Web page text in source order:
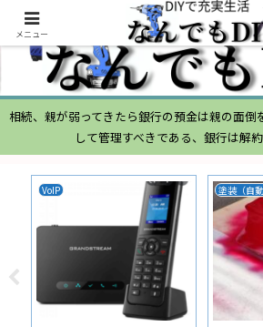
相続、親が弱ってきたら銀行の預金は親の面
して管理すべきである、銀行は解
VoIP 塗装（自
メニュー